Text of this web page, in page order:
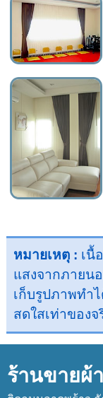
หมายเหตุ : เนื้
แสงจากภายน
เก็บรูปภาพทำ
สดใสเท่าของจ
ร้านขายผ้